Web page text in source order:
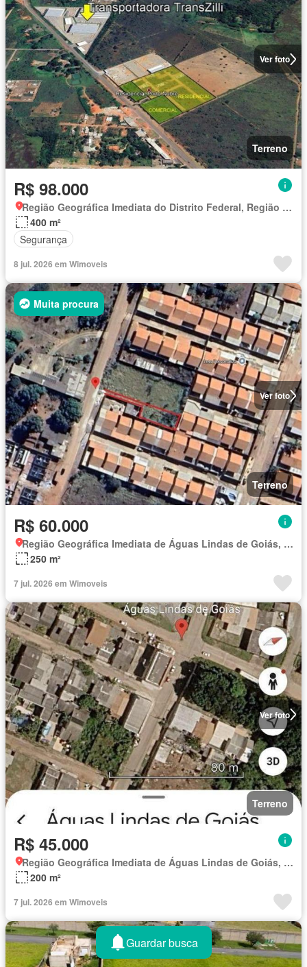
Ver foto
Terreno
R$ 98.000
Região Geográfica Imediata do Distrito Federal, Região Integrada de Desenvolvimento do Distrito Federal e Entorno
400 m²
Segurança
8 jul. 2026 em Wimoveis
Ver foto
Muita procura
Terreno
R$ 60.000
Região Geográfica Imediata de Águas Lindas de Goiás, Região Integrada de Desenvolvimento do Distrito Federal e Entorno
250 m²
7 jul. 2026 em Wimoveis
Ver foto
Terreno
R$ 45.000
Região Geográfica Imediata de Águas Lindas de Goiás, Região Integrada de Desenvolvimento do Distrito Federal e Entorno
200 m²
7 jul. 2026 em Wimoveis
Guardar busca